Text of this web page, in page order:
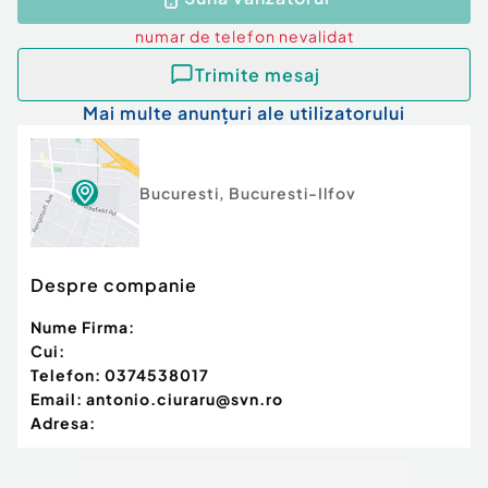
numar de telefon nevalidat
Trimite mesaj
Mai multe anunțuri ale utilizatorului
Bucuresti, Bucuresti-Ilfov
Despre companie
Nume Firma:
Cui:
Telefon: 0374538017
Email: antonio.ciuraru@svn.ro
Adresa: